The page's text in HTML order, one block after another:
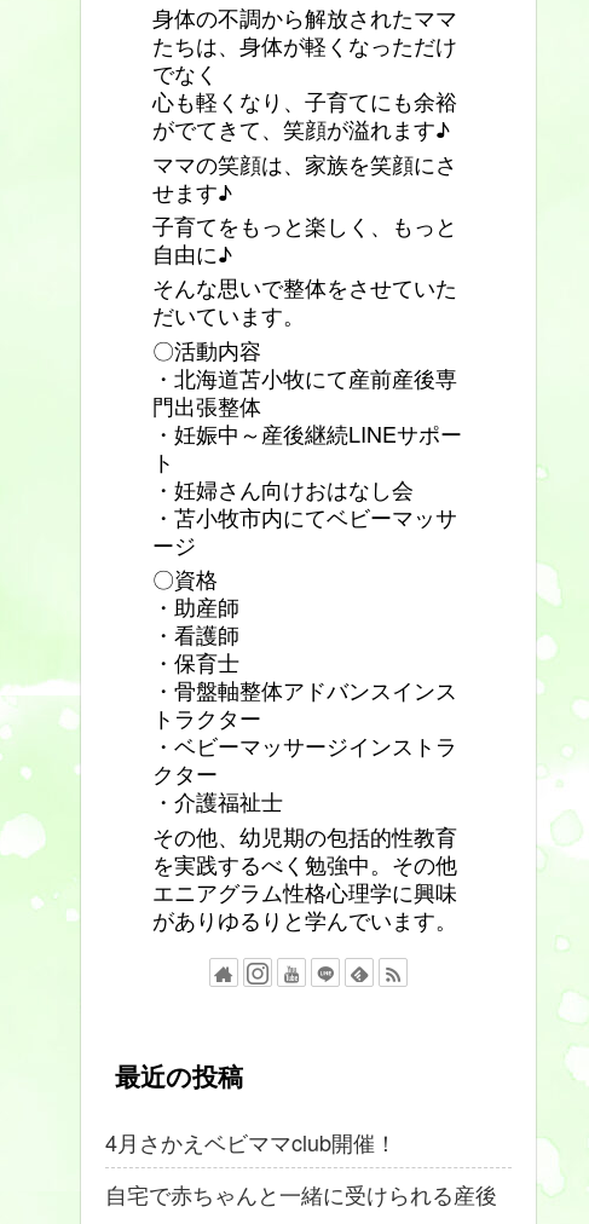
身体の不調から解放されたママ
たちは、身体が軽くなっただけ
でなく
心も軽くなり、子育てにも余裕
がでてきて、笑顔が溢れます♪
ママの笑顔は、家族を笑顔にさ
せます♪
子育てをもっと楽しく、もっと
自由に♪
そんな思いで整体をさせていた
だいています。
〇活動内容
・北海道苫小牧にて産前産後専
門出張整体
・妊娠中～産後継続LINEサポー
ト
・妊婦さん向けおはなし会
・苫小牧市内にてベビーマッサ
ージ
〇資格
・助産師
・看護師
・保育士
・骨盤軸整体アドバンスインス
トラクター
・ベビーマッサージインストラ
クター
・介護福祉士
その他、幼児期の包括的性教育
を実践するべく勉強中。その他
エニアグラム性格心理学に興味
がありゆるりと学んでいます。
最近の投稿
4月さかえベビママclub開催！
自宅で赤ちゃんと一緒に受けられる産後